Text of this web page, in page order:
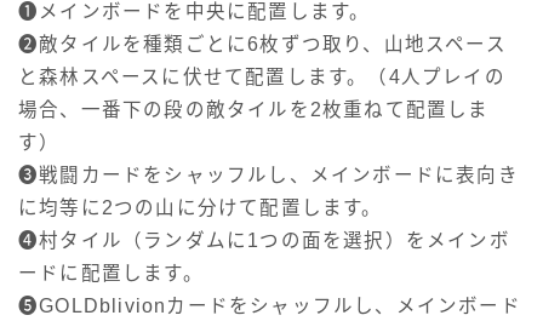
❶メインボードを中央に配置します。
❷敵タイルを種類ごとに6枚ずつ取り、山地スペース
と森林スペースに伏せて配置します。（4人プレイの
場合、一番下の段の敵タイルを2枚重ねて配置しま
す）
❸戦闘カードをシャッフルし、メインボードに表向き
に均等に2つの山に分けて配置します。
❹村タイル（ランダムに1つの面を選択）をメインボ
ードに配置します。
❺GOLDblivionカードをシャッフルし、メインボード